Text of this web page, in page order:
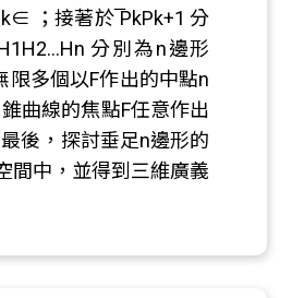
；接著於 ̅PkPk+1 分
分別為n邊形
限多個以F作出的中點n
曲線的焦點F任意作出
後，探討垂足n邊形的
間中，並得到三維廣義